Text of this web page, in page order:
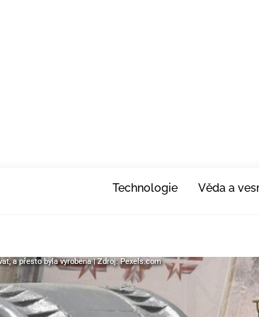
Technologie Věda a
a přesto byla vyrobena | Zdroj: Pexels.com
a přesto byla vyrobena | Zdroj: Pexels.com